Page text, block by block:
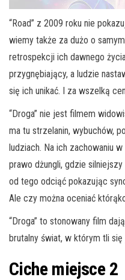
“Road” z 2009 roku nie
wiemy także za dużo o
retrospekcji ich dawnego
przygnębiający, a ludzie
się ich unikać. I za wszelką
“Droga” nie jest filmem
ma tu strzelanin, wybuchów,
ludziach. Na ich zachowaniu
prawo dżungli, gdzie
od tego odciąć pokazując
Ale czy można oceniać
“Droga” to stonowany film
brutalny świat, w którym tli się
Ciche miejsce 2